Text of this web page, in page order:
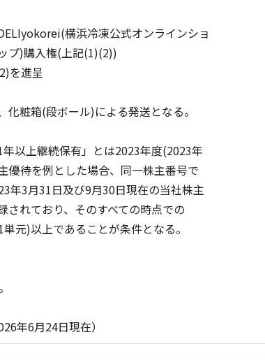
横浜冷凍公式オンラインショ
上記(1)(2))
を進呈
粧箱(段ボール)による発送となる。
以上継続保有」とは2023年度(2023年
待を例とした場合、同一株主番号で
3月31日及び9月30日現在の当社株主
れており、そのすべての時点での
)以上であることが条件となる。
日現在）